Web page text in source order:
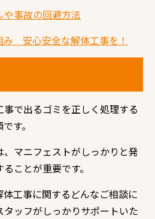
事故の回避方法
み 安心安全な解体工事を！
で出るゴミを正しく処理する
す。
マニフェストがしっかりと発
ことが重要です。
工事に関するどんなご相談に
ッフがしっかりサポートいた